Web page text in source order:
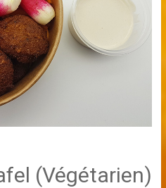
(Végétarien)